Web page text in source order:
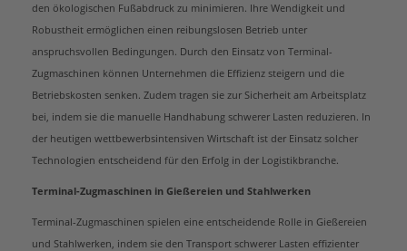
den ökologischen Fußabdruck zu minimieren. Ihre Wendigkeit und
Robustheit ermöglichen einen reibungslosen Betrieb unter
anspruchsvollen Bedingungen. Durch den Einsatz von Terminal-
Zugmaschinen können Unternehmen die Effizienz steigern und die
Betriebskosten senken. Zudem tragen sie zur Sicherheit am Arbeitsplatz
bei, indem sie die manuelle Handhabung schwerer Lasten reduzieren. In
der heutigen wettbewerbsintensiven Wirtschaft ist der Einsatz solcher
Technologien entscheidend für den Erfolg in der Logistikbranche.
Terminal-Zugmaschinen in Gießereien und Stahlwerken
Terminal-Zugmaschinen spielen eine entscheidende Rolle in Gießereien
und Stahlwerken, indem sie den Transport schwerer Lasten effizienter